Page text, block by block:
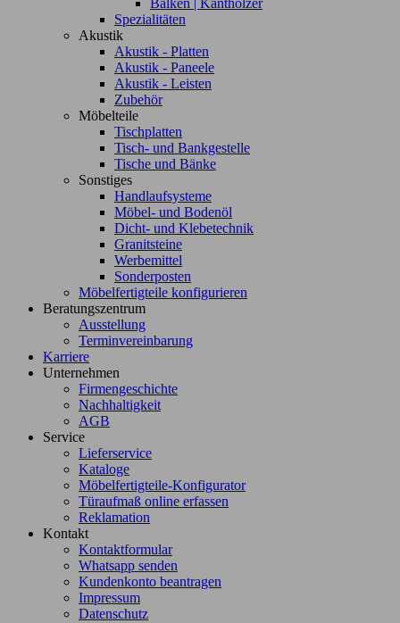
Balken | Kanthölzer
Spezialitäten
Akustik
Akustik - Platten
Akustik - Paneele
Akustik - Leisten
Zubehör
Möbelteile
Tischplatten
Tisch- und Bankgestelle
Tische und Bänke
Sonstiges
Handlaufsysteme
Möbel- und Bodenöl
Dicht- und Klebetechnik
Granitsteine
Werbemittel
Sonderposten
Möbelfertigteile konfigurieren
Beratungszentrum
Ausstellung
Terminvereinbarung
Karriere
Unternehmen
Firmengeschichte
Nachhaltigkeit
AGB
Service
Lieferservice
Kataloge
Möbelfertigteile-Konfigurator
Türaufmaß online erfassen
Reklamation
Kontakt
Kontaktformular
Whatsapp senden
Kundenkonto beantragen
Impressum
Datenschutz